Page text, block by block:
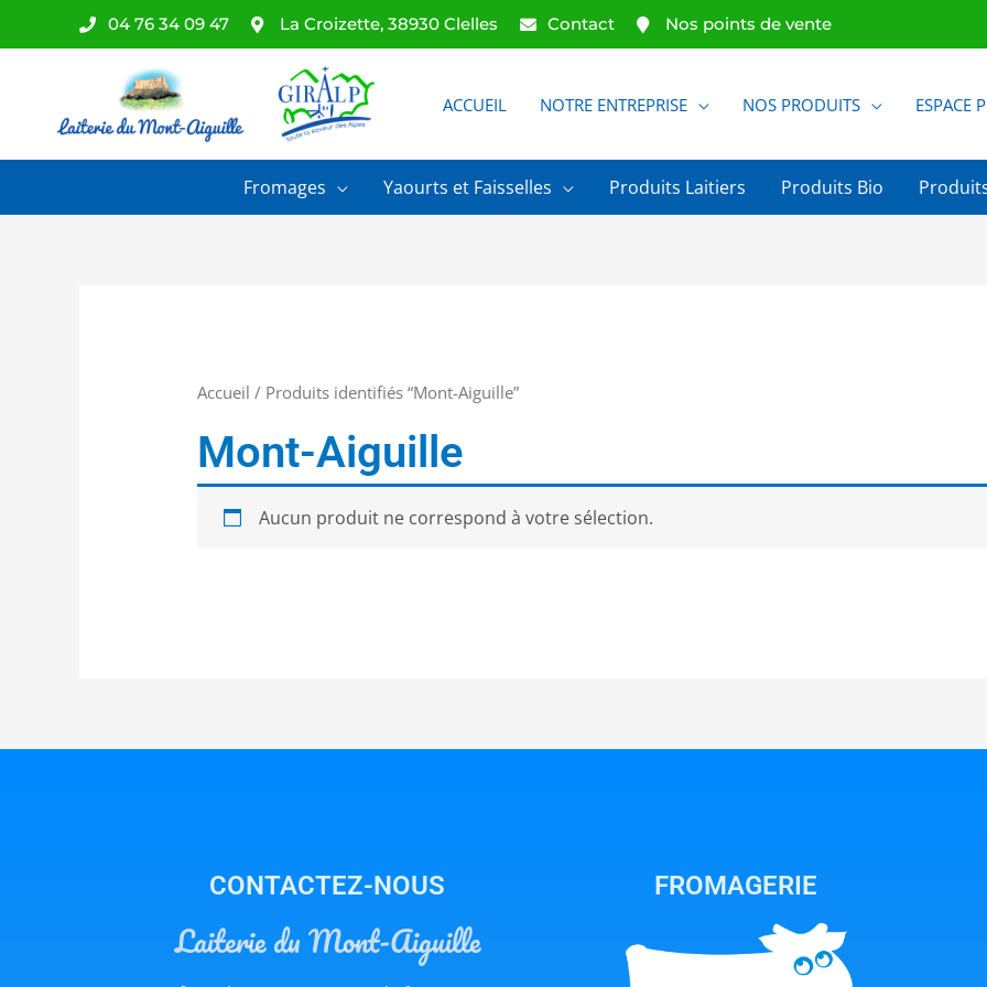
04 76 34 09 47 La Croizette, 38930 Clelles Contact Nos points de vente
ACCUEIL NOTRE ENTREPRISE NOS PRODUITS ESPACE
Fromages Yaourts et Faisselles Produits Laitiers Produits Bio
Accueil / Produits identifiés “Mont-Aiguille”
Mont-Aiguille
Aucun produit ne correspond à votre sélection.
CONTACTEZ-NOUS
Laiterie du Mont-Aiguille
FROMAGERIE